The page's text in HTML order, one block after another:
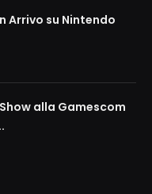
Arrivo su Nintendo
alla Gamescom